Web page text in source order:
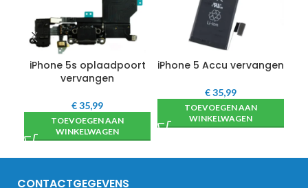
iPhone 5s oplaadpoort
vervangen
€35,99
TOEVOEGEN AAN
WINKELWAGEN
iPhone 5 Accu vervangen
€35,99
TOEVOEGEN AAN
WINKELWAGEN
CONTACTGEGEVENS